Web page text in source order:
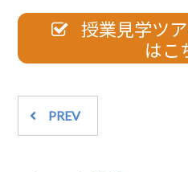
授業見学ツ
はこ
PREV